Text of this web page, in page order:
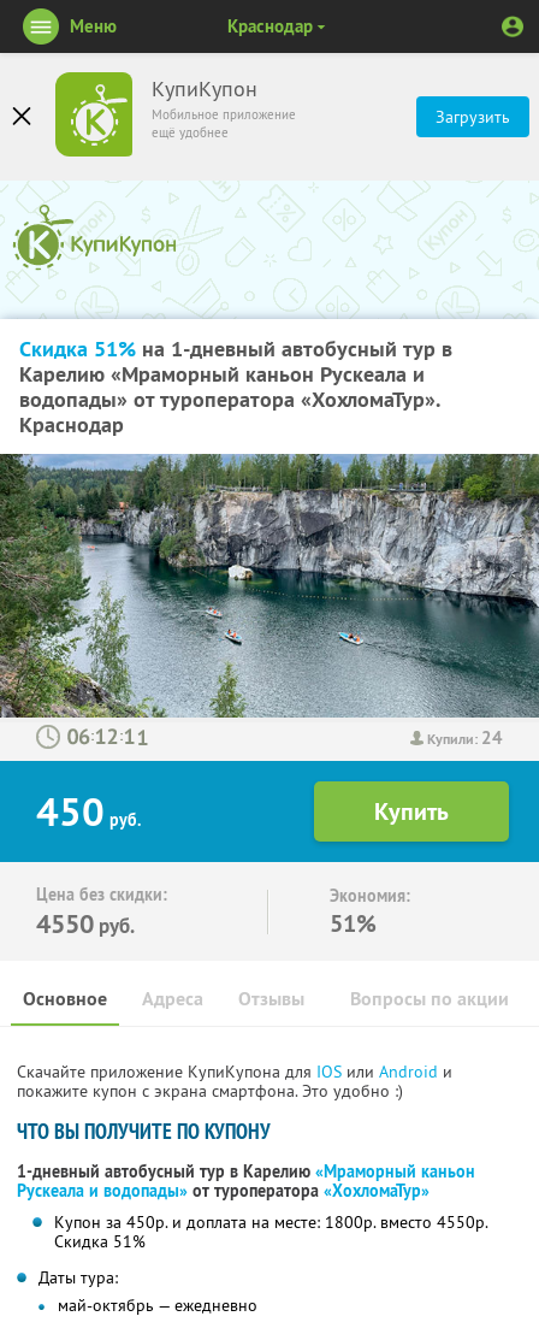
КупиКупон
Мобильное приложение
ещё удобнее
Загрузить
Меню Краснодар
Скидка 51% на 1-дневный автобусный тур в
Карелию «Мраморный каньон Рускеала и
водопады» от туроператора «ХохломаТур».
Краснодар
Купили: 24
: :
450 руб.
Цена без скидки:
4550 руб.
Экономия:
51%
Основное Отзывы Вопросы по акции
Адреса
Скачайте приложение КупиКупона для IOS или Android и
покажите купон с экрана смартфона. Это удобно :)
ЧТО ВЫ ПОЛУЧИТЕ ПО КУПОНУ
1-дневный автобусный тур в Карелию «Мраморный каньон
Рускеала и водопады» от туроператора «ХохломаТур»
Купон за 450р. и доплата на месте: 1800р. вместо 4550р.
Скидка 51%
Даты тура:
май-октябрь — ежедневно